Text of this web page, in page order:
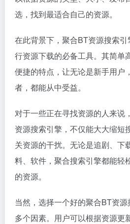
选，找到最适合自己的资源。
在此背景下，聚合BT资源搜索
行资源下载的必备工具。其简单
便捷的特点，让无论是新手用户
者，都能从中受益。
对于一些正在寻找资源的人来说
资源搜索引擎，不仅能大大缩短
关资源的干扰。无论是追剧、下
料、软件，聚合搜索引擎都能轻
的资源。
当然，选择一个好的聚合BT资
多个因素。用户可以根据资源更